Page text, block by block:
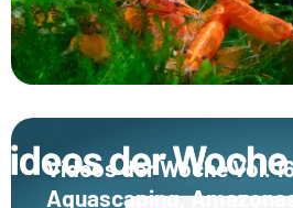
Videos der Woche Vol.
Aquascaping,